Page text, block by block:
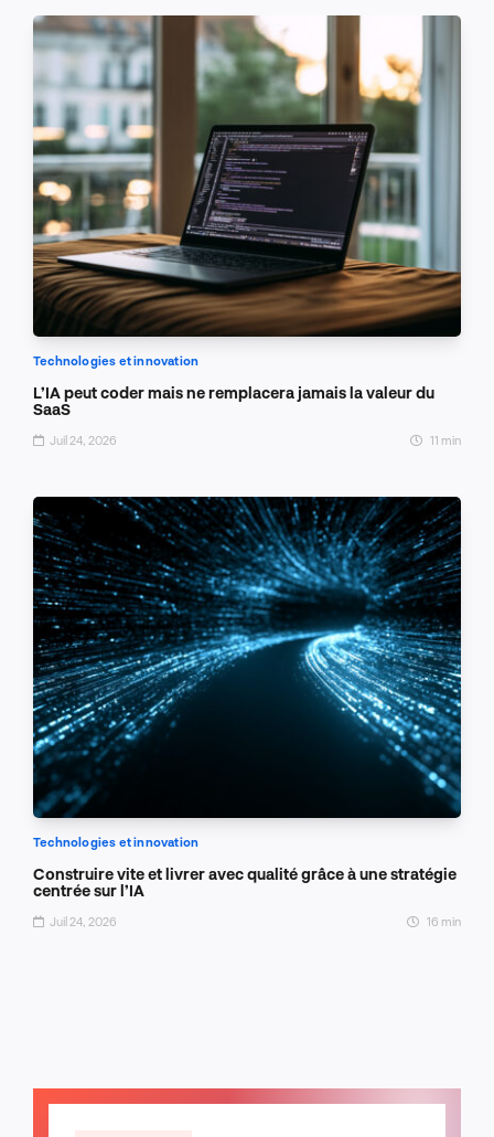
Technologies et innovation
L’IA peut coder mais ne remplacera jamais la valeur du
SaaS
Juil 24, 2026 11 min
Technologies et innovation
Construire vite et livrer avec qualité grâce à une stratégie
centrée sur l’IA
Juil 24, 2026 16 min